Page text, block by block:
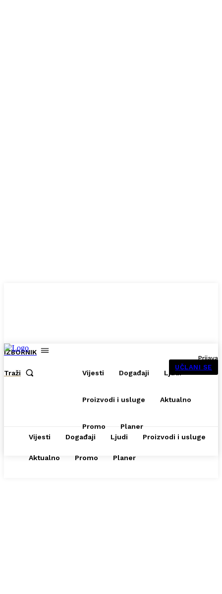
IZBORNIK
Traži
Prijava
UČLANI SE
Vijesti Događaji Ljudi Proizvodi i usluge
Aktualno Promo Planer
Vijesti Događaji Ljudi
Proizvodi i usluge Aktualno
Promo Planer